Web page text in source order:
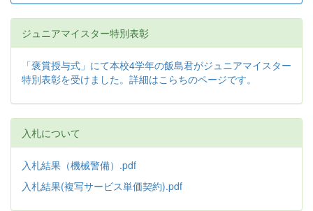
ジュニアマイスター特別表彰
「褒賞授与式」にて本校4学年の飯島君がジュニアマイスター
特別表彰を受けました。詳細はこらちのページです。
入札について
入札結果（機械警備）.pdf
入札結果(複写サービス単価契約).pdf